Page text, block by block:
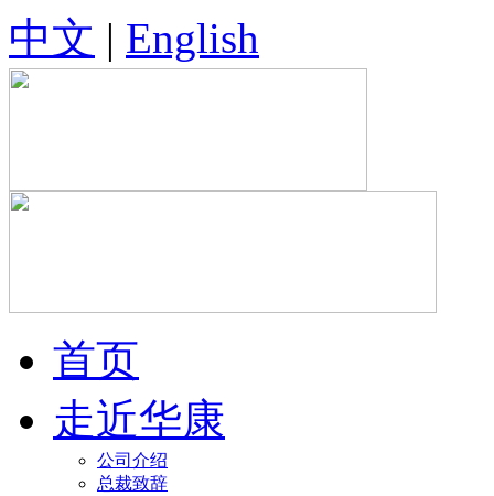
中文 | English
首页
走近华康
公司介绍
总裁致辞